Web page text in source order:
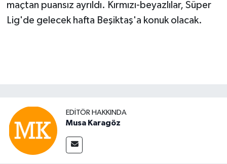
maçtan puansız ayrıldı. Kırmızı-beyazlılar, Süper
Lig'de gelecek hafta Beşiktaş'a konuk olacak.
EDITÖR HAKKINDA
Musa Karagöz